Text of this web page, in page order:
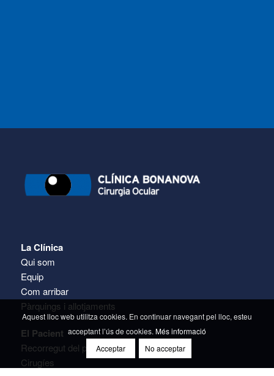
La Clínica
Qui som
Equip
Com arribar
Pàrquings i allotjaments
El Pacient
Recorregut del pacient
Cirugíes
Aquest lloc web utilitza cookies. En continuar navegant pel lloc, esteu
acceptant l’ús de cookies. Més informació
Acceptar
No acceptar